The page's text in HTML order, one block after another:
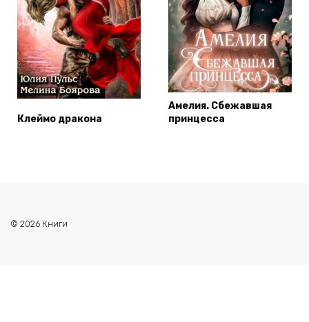
Клеймо дракона
Амелия. Сбежавшая
принцесса
© 2026 Книги